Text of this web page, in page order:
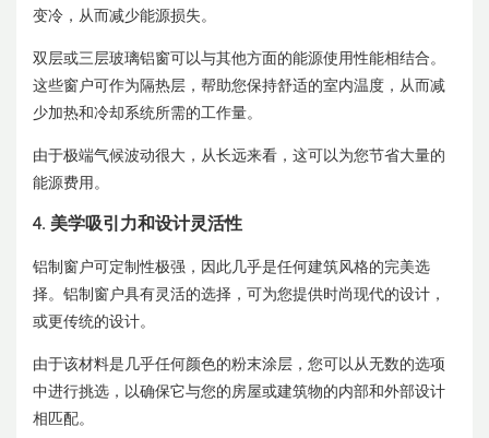
变冷，从而减少能源损失。
双层或三层玻璃铝窗可以与其他方面的能源使用性能相结合。
这些窗户可作为隔热层，帮助您保持舒适的室内温度，从而减
少加热和冷却系统所需的工作量。
由于极端气候波动很大，从长远来看，这可以为您节省大量的
能源费用。
4. 美学吸引力和设计灵活性
铝制窗户可定制性极强，因此几乎是任何建筑风格的完美选
择。铝制窗户具有灵活的选择，可为您提供时尚现代的设计，
或更传统的设计。
由于该材料是几乎任何颜色的粉末涂层，您可以从无数的选项
中进行挑选，以确保它与您的房屋或建筑物的内部和外部设计
相匹配。